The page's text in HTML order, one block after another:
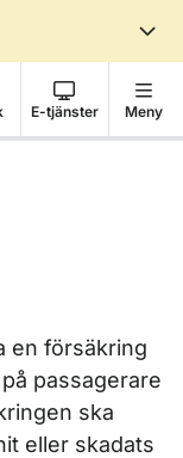
E-tjänster Meny
en försäkring
passagerare
ska
eller skadats